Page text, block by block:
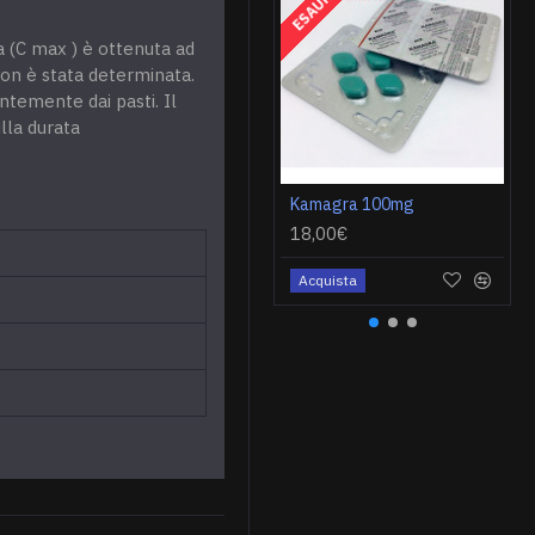
max ) è ottenuta ad
è stata determinata.
dai pasti. Il
durata
Kamagra 100mg
18,00€
Acquista